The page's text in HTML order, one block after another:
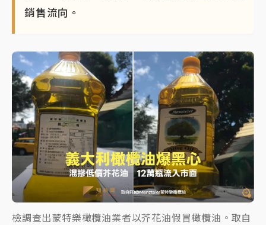
銷售流向。
檢調查出蒙特樂橄欖油業者以芥花油假冒橄欖油。取自